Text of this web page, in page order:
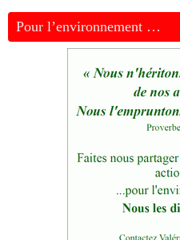
Pour l’environnement …